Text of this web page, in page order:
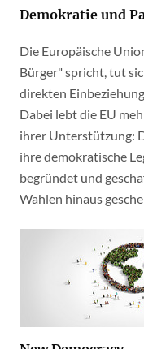
Demokratie und
Die Europäische
Bürger" spricht, tut
direkten
Dabei lebt die EU
ihrer Unterstützung:
ihre demokratische
begründet und
Wahlen hinaus